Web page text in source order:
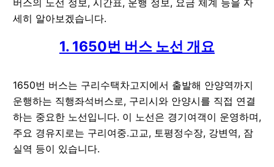
세히 알아보겠습니다.
1. 1650번 버스 노선 개요
1650번 버스는 구리수택차고지에서 출발해 안양역까지
운행하는 직행좌석버스로, 구리시와 안양시를 직접 연결
하는 중요한 노선입니다. 이 노선은 경기여객이 운영하며,
주요 경유지로는 구리여중.고교, 토평정수장, 강변역, 잠
실역 등이 있습니다.